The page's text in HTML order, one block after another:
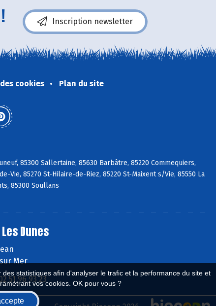
statistiques afin d'analyser le trafic et la performance du site et
vos cookies. OK pour vous ?
Inscription newsletter
cookies Plan du site
85300 Sallertaine, 85630 Barbâtre, 85220 Commequiers,
Vie, 85270 St-Hilaire-de-Riez, 85220 St-Maixent s/Vie, 85550 La
85300 Soullans
Dunes
Mer
51 96 93 23